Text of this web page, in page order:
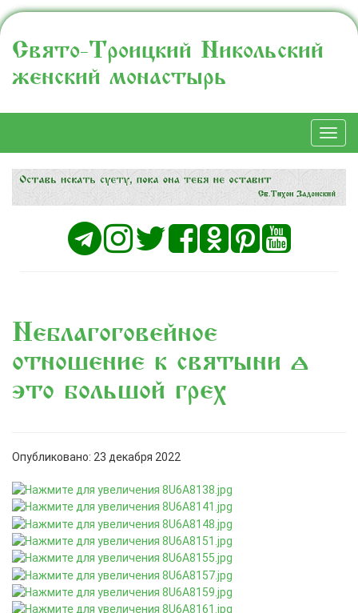
Свято-Троицкий Никольский
женский монастырь
Неблагоговейное
отношение к святыни –
это большой грех
Опубликовано: 23 декабря 2022